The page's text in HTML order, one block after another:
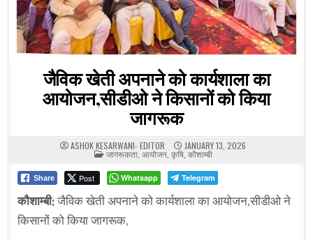
जैविक खेती अपनाने को कार्यशाला का
आयोजन,सीडीओ ने किसानों को किया
जागरूक
ASHOK KESARWANI- EDITOR JANUARY 13, 2026
POSTED
IN
जागरूकता, आयोजन, कृषि, कौशाम्बी
Share Post Whatsapp Telegram
कौशाम्बी:जैविक खेती अपनाने को कार्यशाला का आयोजन,सीडीओ ने
किसानों को किया जागरूक,